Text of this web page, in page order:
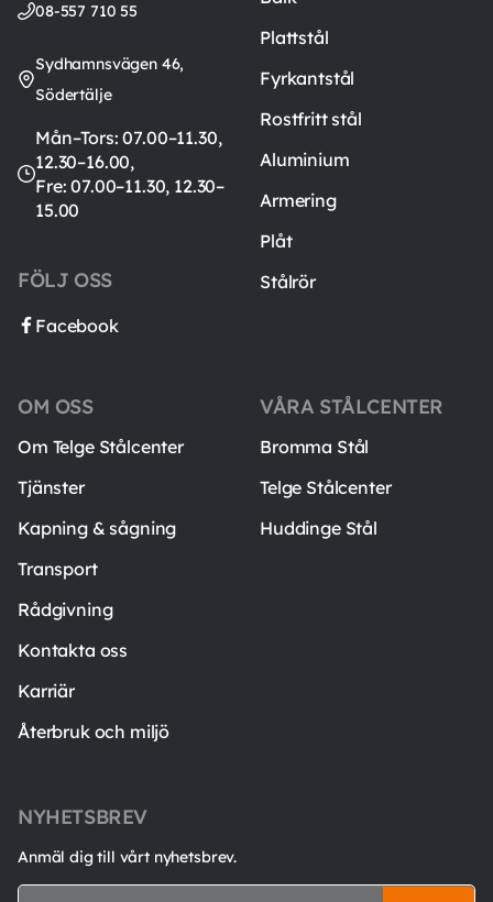
08-557 710 55
Sydhamnsvägen 46,
Södertälje
Mån–Tors: 07.00–11.30,
12.30–16.00,
Fre: 07.00–11.30, 12.30–
15.00
FÖLJ OSS
Facebook
Plattstål
Fyrkantstål
Rostfritt stål
Aluminium
Armering
Plåt
Stålrör
VÅRA STÅLCENTER
Bromma Stål
Telge Stålcenter
Huddinge Stål
OM OSS
Om Telge Stålcenter
Tjänster
Kapning & sågning
Transport
Rådgivning
Kontakta oss
Karriär
Återbruk och miljö
NYHETSBREV
Anmäl dig till vårt nyhetsbrev.